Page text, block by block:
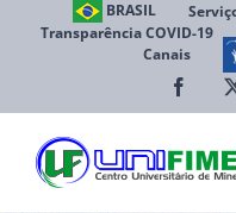
BRASIL
Transparência COVID-19
Canais